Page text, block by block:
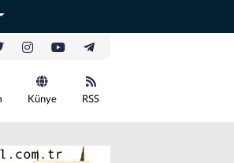
Künye RSS